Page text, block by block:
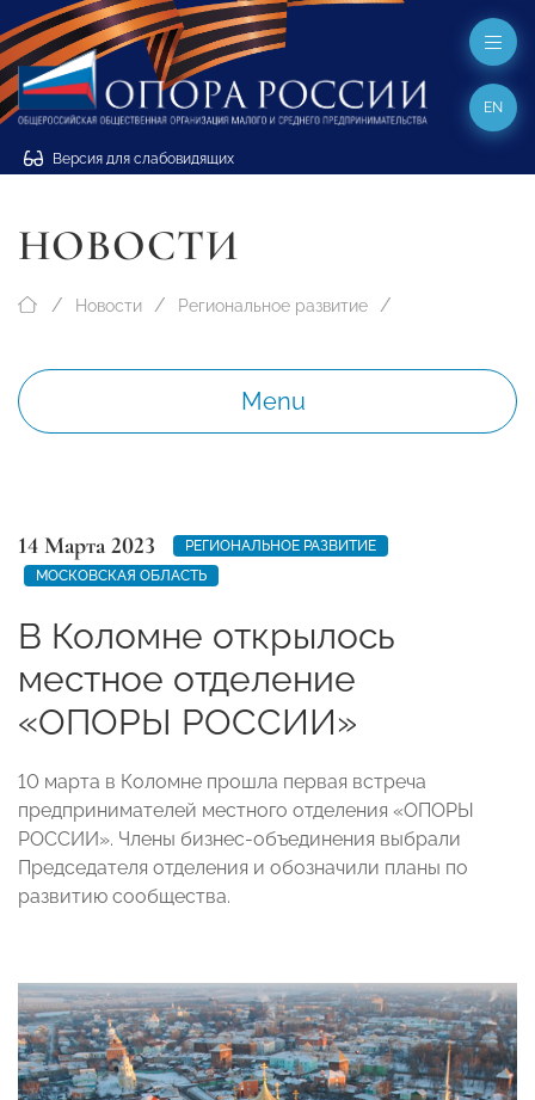
Версия для слабовидящих
EN
НОВОСТИ
Новости Региональное развитие
Menu
14 Марта 2023
РЕГИОНАЛЬНОЕ РАЗВИТИЕ
МОСКОВСКАЯ ОБЛАСТЬ
В Коломне открылось
местное отделение
«ОПОРЫ РОССИИ»
10 марта в Коломне прошла первая встреча
предпринимателей местного отделения «ОПОРЫ
РОССИИ». Члены бизнес-объединения выбрали
Председателя отделения и обозначили планы по
развитию сообщества.